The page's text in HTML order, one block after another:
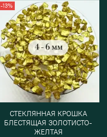
-13%
СТЕКЛЯННАЯ КРОШКА
БЛЕСТЯЩАЯ ЗОЛОТИСТО-
ЖЕЛТАЯ